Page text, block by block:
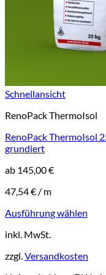
Schnellansicht
RenoPack ThermoIsol
RenoPack ThermoIsol
grundiert
ab 145,00€
47,54€ / m
Ausführung wählen
Produkt
mehrere
inkl. MwSt.
zzgl.Versandkosten